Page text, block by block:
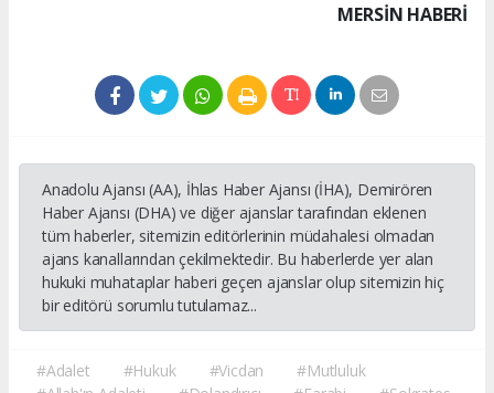
MERSIN HABERİ
Anadolu Ajansı (AA), İhlas Haber Ajansı (İHA), Demirören
Haber Ajansı (DHA) ve diğer ajanslar tarafından eklenen
tüm haberler, sitemizin editörlerinin müdahalesi olmadan
ajans kanallarından çekilmektedir. Bu haberlerde yer alan
hukuki muhataplar haberi geçen ajanslar olup sitemizin hiç
bir editörü sorumlu tutulamaz...
#Adalet #Hukuk #Vicdan
#Mutluluk